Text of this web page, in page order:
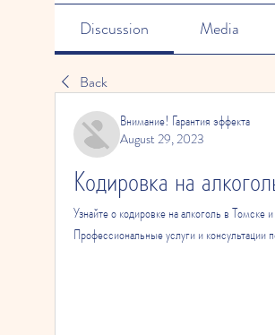
Discussion Media
Back
Внимание! Гарантия эффекта
August 29, 2023
Кодировка на
Узнайте о кодировке на алкоголь в
Профессиональные услуги и консультации